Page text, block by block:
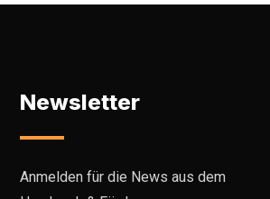
Newsletter
Anmelden für die News aus dem